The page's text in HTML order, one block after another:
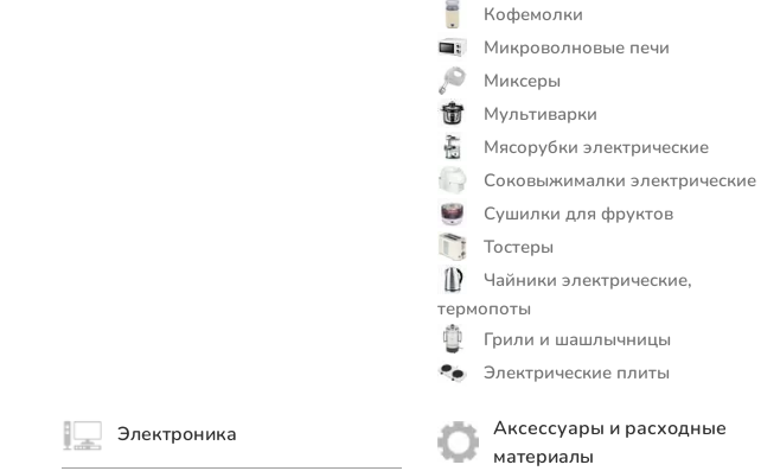
Кофемолки
Микроволновые печи
Миксеры
Мультиварки
Мясорубки электрические
Соковыжималки электрические
Сушилки для фруктов
Тостеры
Чайники электрические,
термопоты
Грили и шашлычницы
Электрические плиты
Электроника
Аксессуары и расходные
материалы